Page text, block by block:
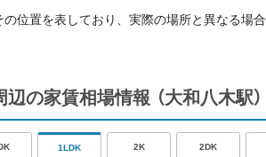
位置を表しており、実際の場所と異なる場
辺の家賃相場情報 （大和八木駅）
1LDK 2K 2DK